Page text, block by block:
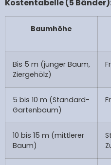
Kostentabelle (5
Baumhöhe
Bis 5 m (junger Baum,
Ziergehölz)
5 bis 10 m (Standard-
Gartenbaum)
10 bis 15 m (mittlerer
Baum)